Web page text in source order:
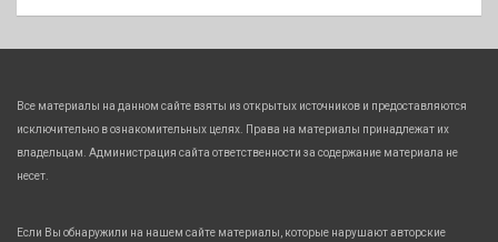
Все материалы на данном сайте взяты из открытых источников и предоставляются
исключительно в ознакомительных целях. Права на материалы принадлежат их
владельцам. Администрация сайта ответственности за содержание материала не
несет.
Если Вы обнаружили на нашем сайте материалы, которые нарушают авторские